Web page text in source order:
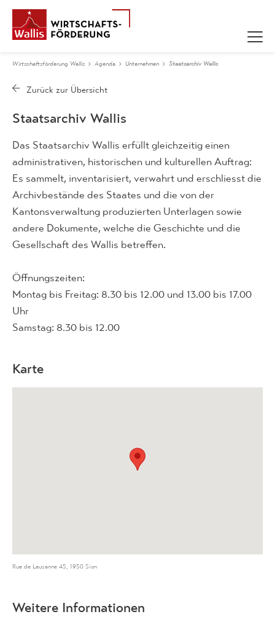
Wirtschaftsförderung Wallis Agenda Unternehmen Staatsarchiv Wallis
Staatsarchiv Wallis
Das Staatsarchiv Wallis erfüllt gleichzeitig einen
administrativen, historischen und kulturellen Auftrag:
Es sammelt, inventarisiert, verwahrt und erschliesst die
Archivbestände des Staates und die von der
Kantonsverwaltung produzierten Unterlagen sowie
andere Dokumente, welche die Geschichte und die
Gesellschaft des Wallis betreffen.
Öffnungszeiten:
Montag bis Freitag: 8.30 bis 12.00 und 13.00 bis 17.00
Uhr
Samstag: 8.30 bis 12.00
Karte
Rue de Lausanne 45, 1950 Sion
Weitere Informationen